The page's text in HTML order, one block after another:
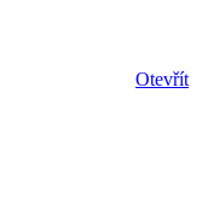
Otevřít